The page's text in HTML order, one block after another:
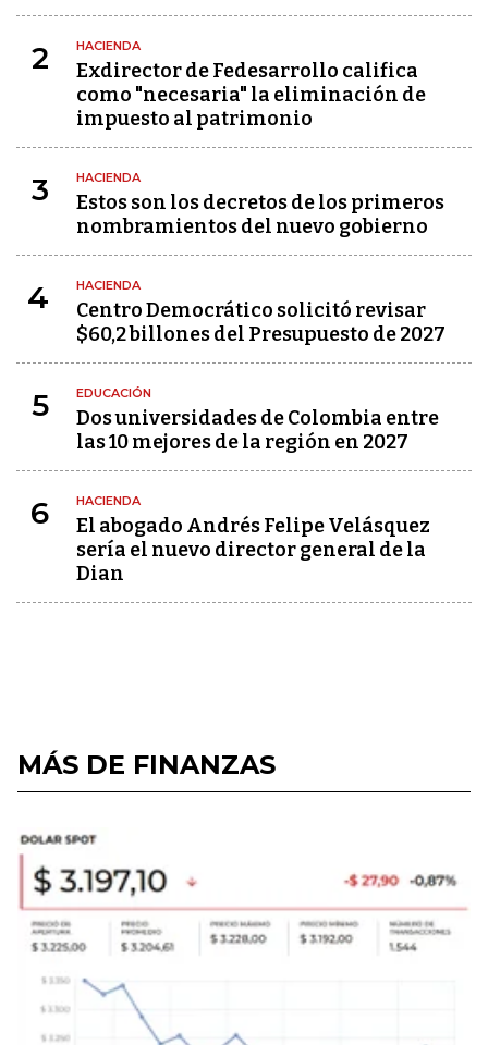
2 HACIENDA
Exdirector de Fedesarrollo califica
como "necesaria" la eliminación de
impuesto al patrimonio
3 HACIENDA
Estos son los decretos de los primeros
nombramientos del nuevo gobierno
4 HACIENDA
Centro Democrático solicitó revisar
$60,2 billones del Presupuesto de 2027
5 EDUCACIÓN
Dos universidades de Colombia entre
las 10 mejores de la región en 2027
6 HACIENDA
El abogado Andrés Felipe Velásquez
sería el nuevo director general de la
Dian
MÁS DE FINANZAS